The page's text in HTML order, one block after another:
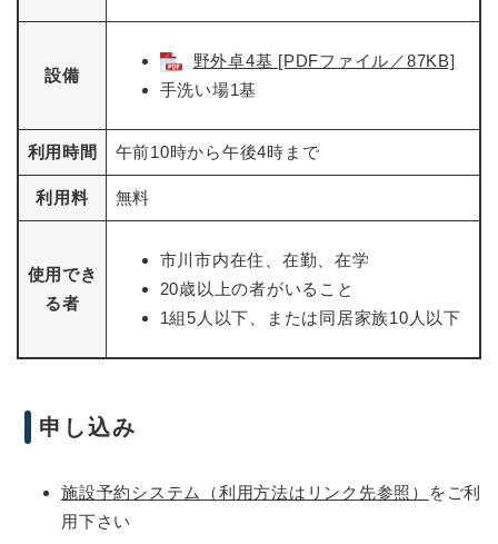
設備
野外卓4基 [PDFファイル／87KB]
手洗い場1基
利用時間 午前10時から午後4時まで
利用料 無料
使用でき
る者
市川市内在住、在勤、在学
20歳以上の者がいること
1組5人以下、または同居家族10人以下
申し込み
施設予約システム（利用方法はリンク先参照）
をご利
用下さい